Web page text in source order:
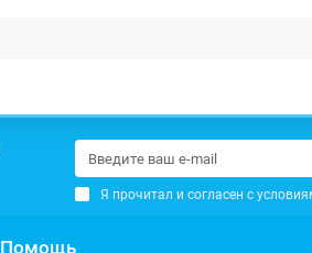
Я прочитал и согласен с
Помощь